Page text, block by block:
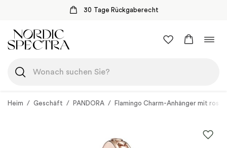
30 Tage Rückgaberecht
Inhalt
springen
Heim / Geschäft / PANDORA / Flamingo Charm-Anhänger mit